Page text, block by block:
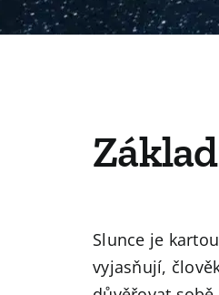
Slunce je
vyjasňují,